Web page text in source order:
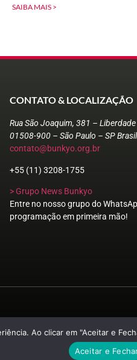
SAIBA MAIS >
CONTATO & LOCALIZAÇÃO
Rua São Joaquim, 381 – Liberdade
01508-900 – São Paulo – SP Brasil
contato@bunkyo.org.br
+55 (11) 3208-1755
> Grupo News Bunkyo
Entre no nosso grupo do
programação em primeira mão!
Ao clicar em "Aceitar e
Aceitar e